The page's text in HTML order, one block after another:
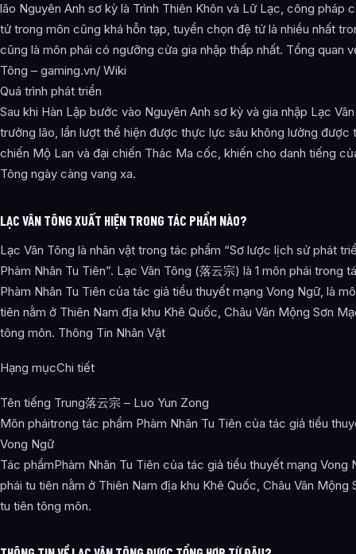
lão Nguyên Anh sơ kỳ là Trình Thiên Khôn và Lữ Lạc, công pháp
tử trong môn cũng khá hỗn tạp, tuyển chọn đệ tử là nhiều nhất
cũng là môn phái có ngưỡng cửa gia nhập thấp nhất. Tổng quan
Tông – gaming.vn/ Wiki
Quá trình phát triển
Sau khi Hàn Lập bước vào Nguyên Anh sơ kỳ và gia nhập Lạc
trưởng lão, lần lượt thể hiện được thực lực sâu không lường được
chiến Mộ Lan và đại chiến Thác Ma cốc, khiến cho danh tiếng
Tông ngày càng vang xa.
LẠC VÂN TÔNG XUẤT HIỆN TRONG TÁC PHẨM NÀO?
Lạc Vân Tông là nhân vật trong tác phẩm “Sơ lược lịch sử phát
Phàm Nhân Tu Tiên”. Lạc Vân Tông (落云宗) là 1 môn phái trong
Phàm Nhân Tu Tiên của tác giả tiểu thuyết mạng Vong Ngữ, là
tiên nằm ở Thiên Nam địa khu Khê Quốc, Châu Vân Mộng Sơn
tông môn. Thông Tin Nhân Vật
Hạng mụcChi tiết
Tên tiếng Trung落云宗 – Luo Yun Zong
Môn pháitrong tác phẩm Phàm Nhân Tu Tiên của tác giả tiểu
Vong Ngữ
Tác phẩmPhàm Nhân Tu Tiên của tác giả tiểu thuyết mạng Vong
phái tu tiên nằm ở Thiên Nam địa khu Khê Quốc, Châu Vân Mộng
tu tiên tông môn.